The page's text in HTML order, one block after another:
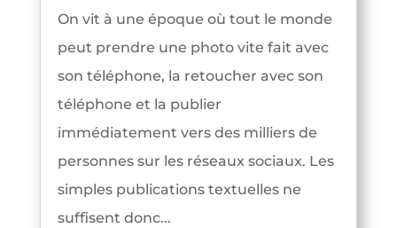
On vit à une époque où tout le monde
peut prendre une photo vite fait avec
son téléphone, la retoucher avec son
téléphone et la publier
immédiatement vers des milliers de
personnes sur les réseaux sociaux. Les
simples publications textuelles ne
suffisent donc...